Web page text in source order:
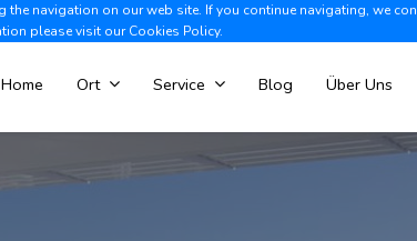
navigation on our web site. If you continue navigating, we
please visit ourCookies Policy.
Albir +34 966 866 563 Villajoyosa +34
Home Ort Service Blog Über Uns